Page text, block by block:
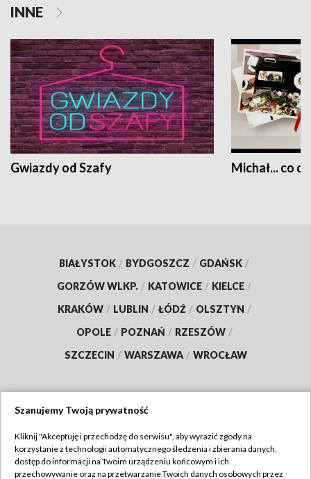
INNE
Gwiazdy od Szafy Michał... co
BIAŁYSTOK / BYDGOSZCZ / GDAŃSK /
GORZÓW WLKP. / KATOWICE / KIELCE /
KRAKÓW / LUBLIN / ŁÓDŹ / OLSZTYN /
OPOLE / POZNAŃ / RZESZÓW /
SZCZECIN / WARSZAWA / WROCŁAW
TVP
Abonament TVP
Szanujemy Twoją prywatność
Kliknij "Akceptuję i przechodzę do serwisu", aby wyrazić zgody na
korzystanie z technologii automatycznego śledzenia i zbierania danych,
dostęp do informacji na Twoim urządzeniu końcowym i ich
przechowywanie oraz na przetwarzanie Twoich danych osobowych przez